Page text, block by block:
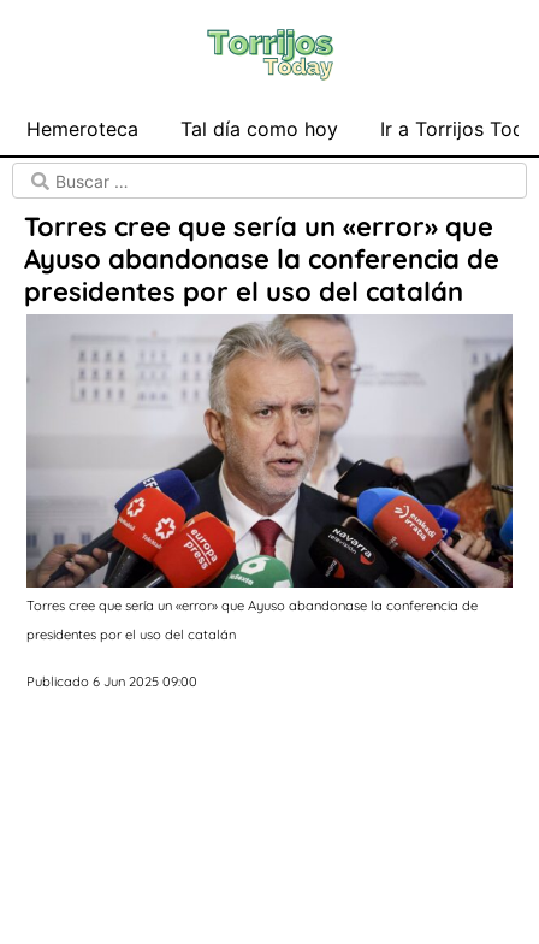
Hemeroteca Tal día como hoy Ir a Torrijos
Torres cree que sería un «error» que
Ayuso abandonase la conferencia de
presidentes por el uso del catalán
Torres cree que sería un «error» que Ayuso abandonase la conferencia de
presidentes por el uso del catalán
Publicado 6 Jun 2025 09:00